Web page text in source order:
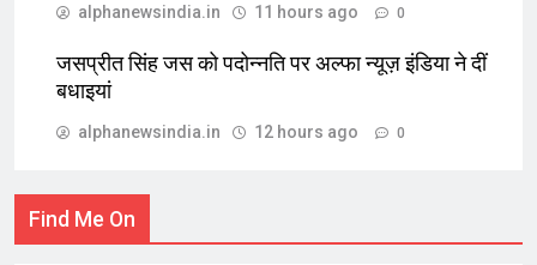
alphanewsindia.in 11 hours ago 0
जसप्रीत सिंह जस को पदोन्नति पर अल्फा न्यूज़ इंडिया ने दीं
बधाइयां
alphanewsindia.in 12 hours ago 0
Find Me On